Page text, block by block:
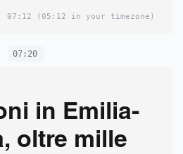
07:12 (05:12 in your timezone)
07:20
in Emilia-
oltre mille